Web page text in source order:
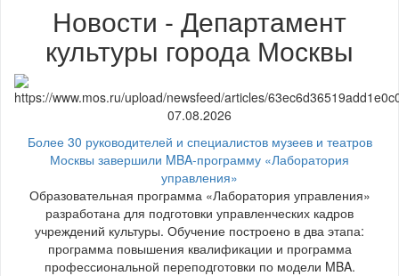
Новости - Департамент
культуры города Москвы
07.08.2026
Более 30 руководителей и специалистов музеев и театров
Москвы завершили MBA-программу «Лаборатория
управления»
Образовательная программа «Лаборатория управления»
разработана для подготовки управленческих кадров
учреждений культуры. Обучение построено в два этапа:
программа повышения квалификации и программа
профессиональной переподготовки по модели MBA.